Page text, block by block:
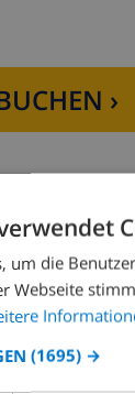
›
KÜCHE
Herd mit 4
Backofen
um die
Webseite
(1695) →